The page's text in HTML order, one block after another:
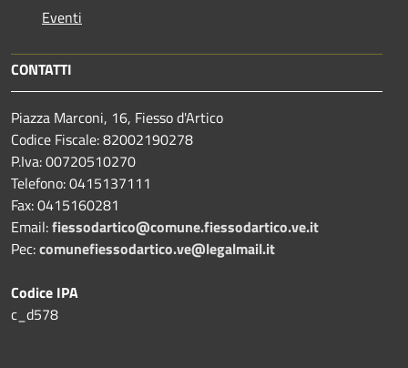
Eventi
CONTATTI
Piazza Marconi, 16, Fiesso d'Artico
Codice Fiscale: 82002190278
P.Iva: 00720510270
Telefono:0415137111
Fax:0415160281
Email:fiessodartico@comune.fiessodartico.ve.it
Pec:comunefiessodartico.ve@legalmail.it
Codice IPA
c_d578